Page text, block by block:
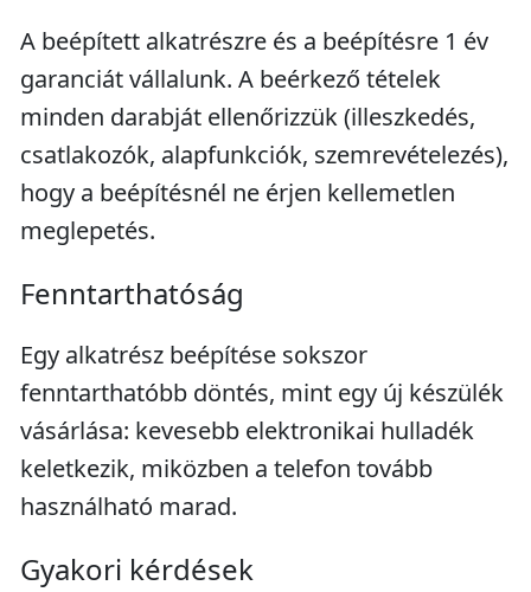
A beépített alkatrészre és a beépítésre 1 év
garanciát vállalunk. A beérkező tételek
minden darabját ellenőrizzük (illeszkedés,
csatlakozók, alapfunkciók, szemrevételezés),
hogy a beépítésnél ne érjen kellemetlen
meglepetés.
Fenntarthatóság
Egy alkatrész beépítése sokszor
fenntarthatóbb döntés, mint egy új készülék
vásárlása: kevesebb elektronikai hulladék
keletkezik, miközben a telefon tovább
használható marad.
Gyakori kérdések